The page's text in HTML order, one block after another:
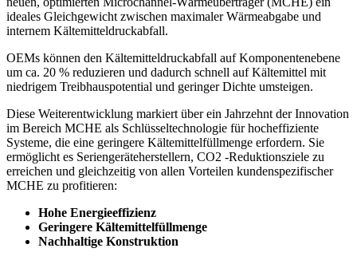
ideales Gleichgewicht zwischen maximaler Wärmeabgabe und
internem Kältemitteldruckabfall.
OEMs können den Kältemitteldruckabfall auf Komponentenebene
um ca. 20 % reduzieren und dadurch schnell auf Kältemittel mit
niedrigem Treibhauspotential und geringer Dichte umsteigen.
Diese Weiterentwicklung markiert über ein Jahrzehnt der Innovation
im Bereich MCHE als Schlüsseltechnologie für hocheffiziente
Systeme, die eine geringere Kältemittelfüllmenge erfordern. Sie
ermöglicht es Seriengeräteherstellern, CO2 -Reduktionsziele zu
erreichen und gleichzeitig von allen Vorteilen kundenspezifischer
MCHE zu profitieren:
Hohe Energieeffizienz
Geringere Kältemittelfüllmenge
Nachhaltige Konstruktion